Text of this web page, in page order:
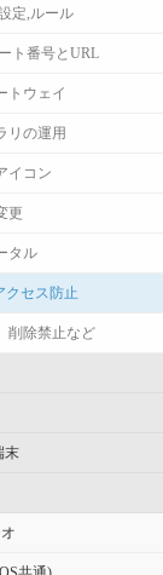
定,ルール
ト番号とURL
トウェイ
リの運用
イコン
更
タル
クセス防止
削除禁止など
末